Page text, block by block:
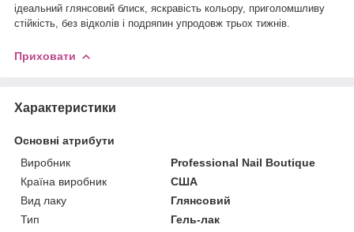
ідеальний глянсовий блиск, яскравість кольору, приголомшливу
стійкість, без відколів і подряпин упродовж трьох тижнів.
Приховати
Характеристики
Основні атрибути
Виробник
Professional Nail Boutique
Країна виробник
США
Вид лаку
Глянсовий
Тип
Гель-лак